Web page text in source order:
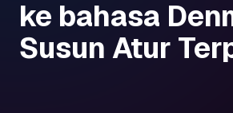
ke bahasa
Susun Atur